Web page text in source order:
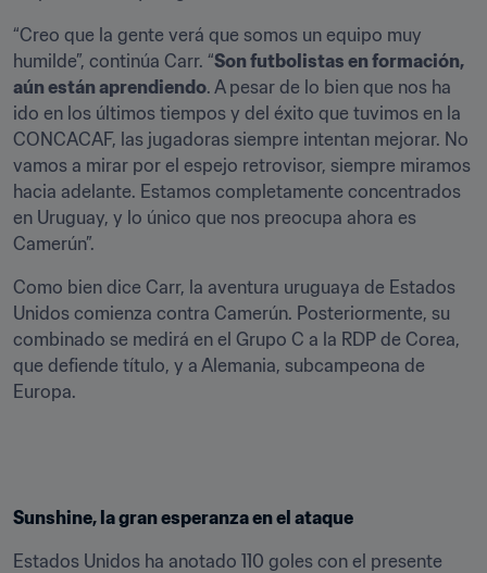
“Creo que la gente verá que somos un equipo muy
humilde”, continúa Carr. “Son futbolistas en formación,
aún están aprendiendo. A pesar de lo bien que nos ha
ido en los últimos tiempos y del éxito que tuvimos en la
CONCACAF, las jugadoras siempre intentan mejorar. No
vamos a mirar por el espejo retrovisor, siempre miramos
hacia adelante. Estamos completamente concentrados
en Uruguay, y lo único que nos preocupa ahora es
Camerún”.
Como bien dice Carr, la aventura uruguaya de Estados
Unidos comienza contra Camerún. Posteriormente, su
combinado se medirá en el Grupo C a la RDP de Corea,
que defiende título, y a Alemania, subcampeona de
Europa.
Sunshine, la gran esperanza en el ataque
Estados Unidos ha anotado 110 goles con el presente